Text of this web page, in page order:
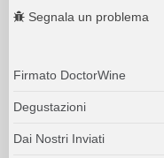
Segnala un problema
Firmato DoctorWine
Degustazioni
Dai Nostri Inviati